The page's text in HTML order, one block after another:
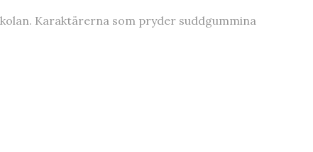
Karaktärerna som pryder suddgummina